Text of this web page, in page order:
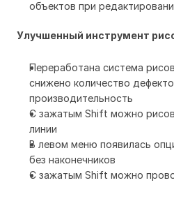
объектов при
Улучшенный инструмент
Переработана система
снижено количество
производительность
С зажатым Shift можно
линии
В левом меню появилась
без наконечников
С зажатым Shift можно